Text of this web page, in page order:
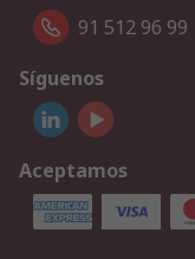
91 512 96 99
Síguenos
Aceptamos